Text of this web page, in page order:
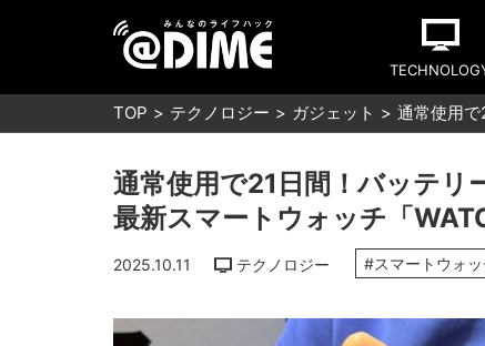
TOP テクノロジー ガジェット 通常使用
通常使用で21日間！バッテリ
最新スマートウォッチ「
2025.10.11 テクノロジー #スマートウォッ